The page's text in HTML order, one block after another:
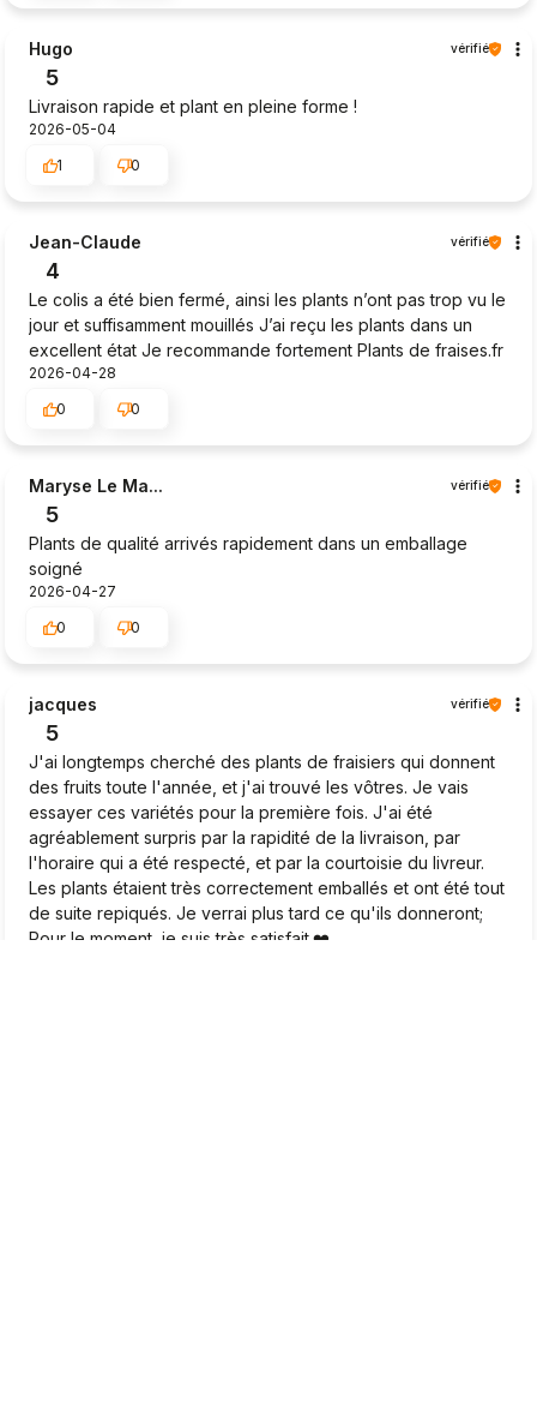
Hugo vérifié
5
Livraison rapide et plant en pleine forme !
2026-05-04
1
0
Jean-Claude vérifié
4
Le colis a été bien fermé, ainsi les plants n’ont pas trop vu le
jour et suffisamment mouillés J’ai reçu les plants dans un
excellent état Je recommande fortement Plants de fraises.fr
2026-04-28
0
0
Maryse Le Ma... vérifié
5
Plants de qualité arrivés rapidement dans un emballage
soigné
2026-04-27
0
0
jacques vérifié
5
J'ai longtemps cherché des plants de fraisiers qui donnent
des fruits toute l'année, et j'ai trouvé les vôtres. Je vais
essayer ces variétés pour la première fois. J'ai été
agréablement surpris par la rapidité de la livraison, par
l'horaire qui a été respecté, et par la courtoisie du livreur.
Les plants étaient très correctement emballés et ont été tout
de suite repiqués. Je verrai plus tard ce qu'ils donneront;
Pour le moment, je suis très satisfait.❤️